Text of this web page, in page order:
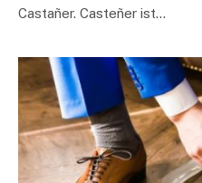
Castañer. Casteñer ist…